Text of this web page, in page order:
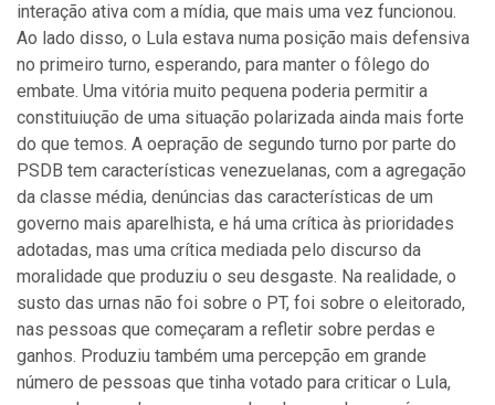
interação ativa com a mídia, que mais uma vez funcionou.
Ao lado disso, o Lula estava numa posição mais defensiva
no primeiro turno, esperando, para manter o fôlego do
embate. Uma vitória muito pequena poderia permitir a
constituiução de uma situação polarizada ainda mais forte
do que temos. A oepração de segundo turno por parte do
PSDB tem características venezuelanas, com a agregação
da classe média, denúncias das características de um
governo mais aparelhista, e há uma crítica às prioridades
adotadas, mas uma crítica mediada pelo discurso da
moralidade que produziu o seu desgaste. Na realidade, o
susto das urnas não foi sobre o PT, foi sobre o eleitorado,
nas pessoas que começaram a refletir sobre perdas e
ganhos. Produziu também uma percepção em grande
número de pessoas que tinha votado para criticar o Lula,